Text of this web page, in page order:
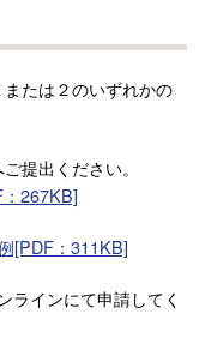
たは２のいずれかの
提出ください。
267KB]
[PDF：311KB]
ラインにて申請してく